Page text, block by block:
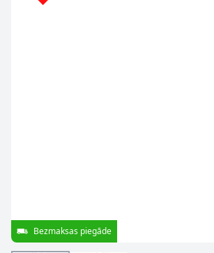
Bezmaksas piegāde